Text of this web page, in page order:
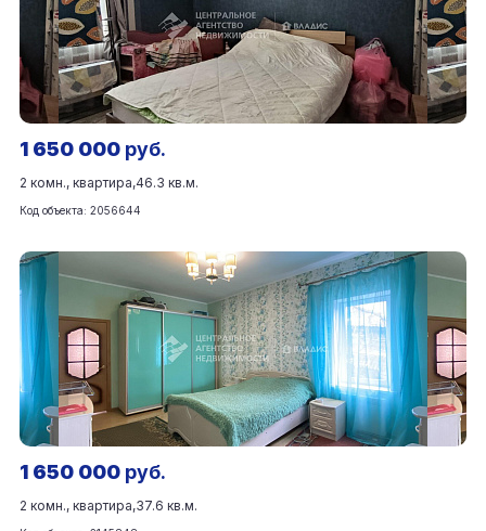
1 650 000 руб.
2 комн., квартира,46.3 кв.м.
Код объекта: 2056644
1 650 000 руб.
2 комн., квартира,37.6 кв.м.